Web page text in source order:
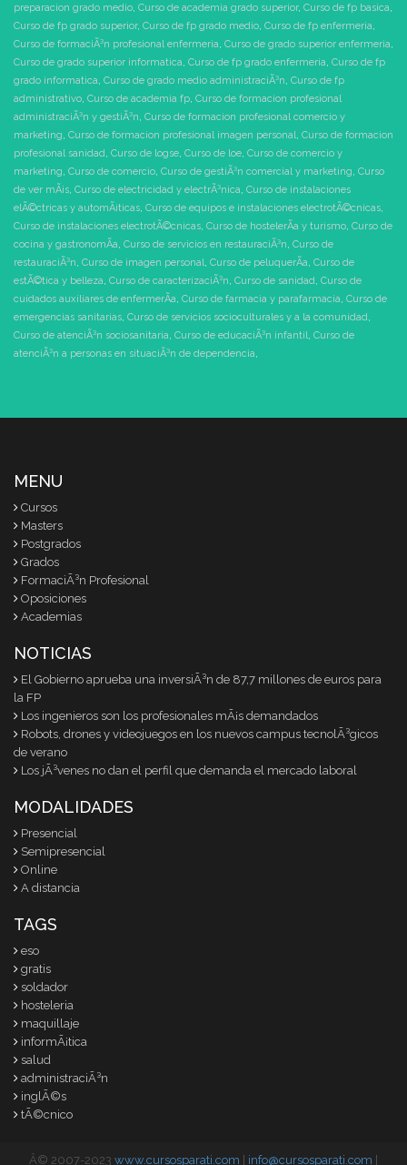
preparacion grado medio, Curso de academia grado superior, Curso de fp basica,
Curso de fp grado superior, Curso de fp grado medio, Curso de fp enfermeria,
Curso de formaciÃ³n profesional enfermeria, Curso de grado superior enfermeria,
Curso de grado superior informatica, Curso de fp grado enfermeria, Curso de fp
grado informatica, Curso de grado medio administraciÃ³n, Curso de fp
administrativo, Curso de academia fp, Curso de formacion profesional
administraciÃ³n y gestiÃ³n, Curso de formacion profesional comercio y
marketing, Curso de formacion profesional imagen personal, Curso de formacion
profesional sanidad, Curso de logse, Curso de loe, Curso de comercio y
marketing, Curso de comercio, Curso de gestiÃ³n comercial y marketing, Curso
de ver mÃ¡s, Curso de electricidad y electrÃ³nica, Curso de instalaciones
elÃ©ctricas y automÃ¡ticas, Curso de equipos e instalaciones electrotÃ©cnicas,
Curso de instalaciones electrotÃ©cnicas, Curso de hostelerÃ­a y turismo, Curso de
cocina y gastronomÃ­a, Curso de servicios en restauraciÃ³n, Curso de
restauraciÃ³n, Curso de imagen personal, Curso de peluquerÃ­a, Curso de
estÃ©tica y belleza, Curso de caracterizaciÃ³n, Curso de sanidad, Curso de
cuidados auxiliares de enfermerÃ­a, Curso de farmacia y parafarmacia, Curso de
emergencias sanitarias, Curso de servicios socioculturales y a la comunidad,
Curso de atenciÃ³n sociosanitaria, Curso de educaciÃ³n infantil, Curso de
atenciÃ³n a personas en situaciÃ³n de dependencia,
MENU
Cursos
Masters
Postgrados
Grados
FormaciÃ³n Profesional
Oposiciones
Academias
NOTICIAS
El Gobierno aprueba una inversiÃ³n de 87,7 millones de euros para
la FP
Los ingenieros son los profesionales mÃ¡s demandados
Robots, drones y videojuegos en los nuevos campus tecnolÃ³gicos
de verano
Los jÃ³venes no dan el perfil que demanda el mercado laboral
MODALIDADES
Presencial
Semipresencial
Online
A distancia
TAGS
eso
gratis
soldador
hosteleria
maquillaje
informÃ¡tica
salud
administraciÃ³n
inglÃ©s
tÃ©cnico
Â© 2007-2023 www.cursosparati.com info@cursosparati.com